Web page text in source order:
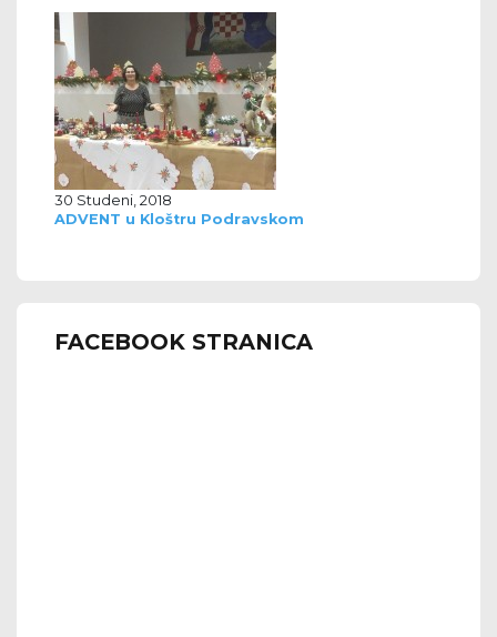
30 Studeni, 2018
ADVENT u Kloštru Podravskom
FACEBOOK STRANICA